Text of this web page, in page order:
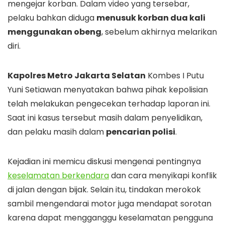
mengejar korban. Dalam video yang tersebar,
pelaku bahkan diduga menusuk korban dua kali
menggunakan obeng, sebelum akhirnya melarikan
diri.
Kapolres Metro Jakarta Selatan Kombes I Putu
Yuni Setiawan menyatakan bahwa pihak kepolisian
telah melakukan pengecekan terhadap laporan ini.
Saat ini kasus tersebut masih dalam penyelidikan,
dan pelaku masih dalam pencarian polisi.
Kejadian ini memicu diskusi mengenai pentingnya
keselamatan berkendaradan cara menyikapi konflik
di jalan dengan bijak. Selain itu, tindakan merokok
sambil mengendarai motor juga mendapat sorotan
karena dapat mengganggu keselamatan pengguna